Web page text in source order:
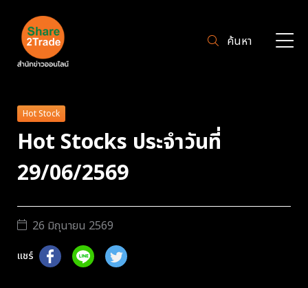
ค้นหา
Hot Stock
Hot Stocks ประจำวันที่
29/06/2569
26 มิถุนายน 2569
แชร์